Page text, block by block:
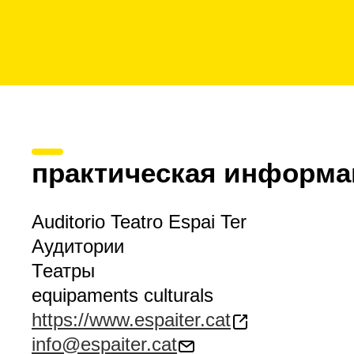
практическая
Auditorio Teatro Espai Ter
Аудитории
Театры
equipaments culturals
https://www.espaiter.cat
info@espaiter.cat